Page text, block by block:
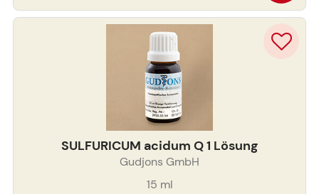
SULFURICUM acidum Q 1 Lösung
Gudjons GmbH
15 ml